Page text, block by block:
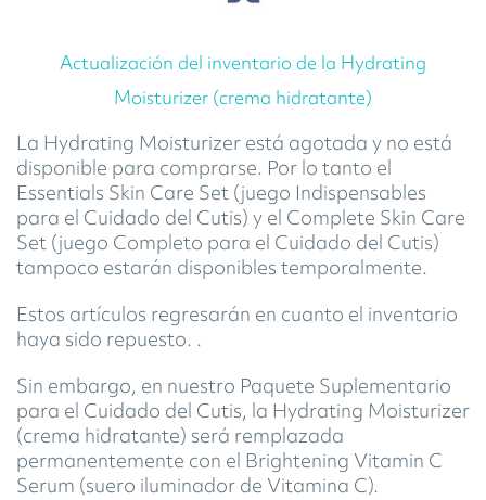
Actualización del inventario de la Hydrating
Moisturizer (crema hidratante)
La Hydrating Moisturizer está agotada y no está
disponible para comprarse. Por lo tanto el
Essentials Skin Care Set (juego Indispensables
para el Cuidado del Cutis) y el Complete Skin Care
Set (juego Completo para el Cuidado del Cutis)
tampoco estarán disponibles temporalmente.
Estos artículos regresarán en cuanto el inventario
haya sido repuesto. .
Sin embargo, en nuestro Paquete Suplementario
para el Cuidado del Cutis, la Hydrating Moisturizer
(crema hidratante) será remplazada
permanentemente con el Brightening Vitamin C
Serum (suero iluminador de Vitamina C).